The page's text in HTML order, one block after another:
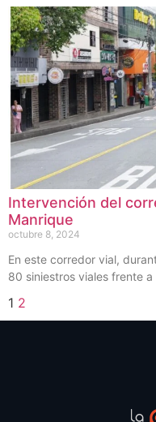
Intervención del
Manrique
octubre 8, 2024
En este corredor vial,
80 siniestros viales frente
1 2